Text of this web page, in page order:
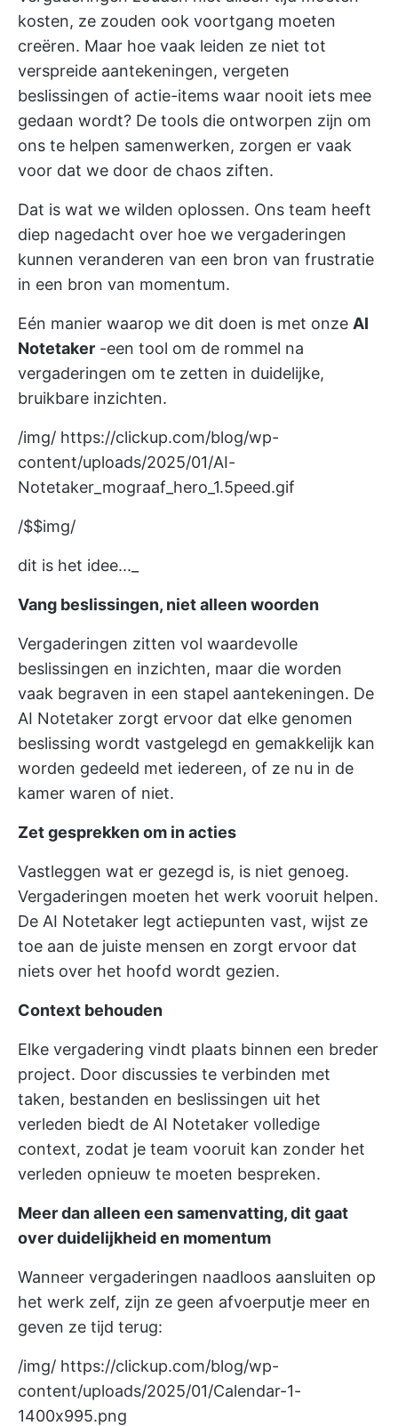
kosten, ze zouden ook voortgang moeten
creëren. Maar hoe vaak leiden ze niet tot
verspreide aantekeningen, vergeten
beslissingen of actie-items waar nooit iets mee
gedaan wordt? De tools die ontworpen zijn om
ons te helpen samenwerken, zorgen er vaak
voor dat we door de chaos ziften.
Dat is wat we wilden oplossen. Ons team heeft
diep nagedacht over hoe we vergaderingen
kunnen veranderen van een bron van frustratie
in een bron van momentum.
Eén manier waarop we dit doen is met onze AI
Notetaker -een tool om de rommel na
vergaderingen om te zetten in duidelijke,
bruikbare inzichten.
/img/ https://clickup.com/blog/wp-
content/uploads/2025/01/AI-
Notetaker_mograaf_hero_1.5peed.gif
/$$img/
dit is het idee..._
Vang beslissingen, niet alleen woorden
Vergaderingen zitten vol waardevolle
beslissingen en inzichten, maar die worden
vaak begraven in een stapel aantekeningen. De
AI Notetaker zorgt ervoor dat elke genomen
beslissing wordt vastgelegd en gemakkelijk kan
worden gedeeld met iedereen, of ze nu in de
kamer waren of niet.
Zet gesprekken om in acties
Vastleggen wat er gezegd is, is niet genoeg.
Vergaderingen moeten het werk vooruit helpen.
De AI Notetaker legt actiepunten vast, wijst ze
toe aan de juiste mensen en zorgt ervoor dat
niets over het hoofd wordt gezien.
Context behouden
Elke vergadering vindt plaats binnen een breder
project. Door discussies te verbinden met
taken, bestanden en beslissingen uit het
verleden biedt de AI Notetaker volledige
context, zodat je team vooruit kan zonder het
verleden opnieuw te moeten bespreken.
Meer dan alleen een samenvatting, dit gaat
over duidelijkheid en momentum
Wanneer vergaderingen naadloos aansluiten op
het werk zelf, zijn ze geen afvoerputje meer en
geven ze tijd terug:
/img/ https://clickup.com/blog/wp-
content/uploads/2025/01/Calendar-1-
1400x995.png